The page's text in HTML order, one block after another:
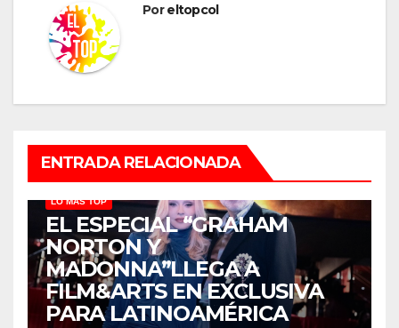
Poreltopcol
ENTRADA RELACIONADA
LO MÁS TOP
EL ESPECIAL “GRAHAM
NORTON Y
MADONNA”LLEGA A
FILM&ARTS EN EXCLUSIVA
PARA LATINOAMÉRICA